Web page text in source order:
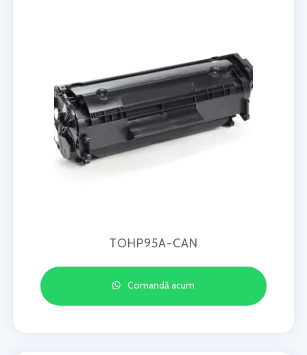
TOHP95A-CAN
Comandă acum